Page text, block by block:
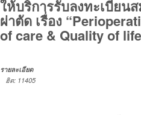
ให้บริการรับลงทะเบียน
ผ่าตัด เรื่อง
of care & Quality of
รายละเอียด
ฮิต: 11405